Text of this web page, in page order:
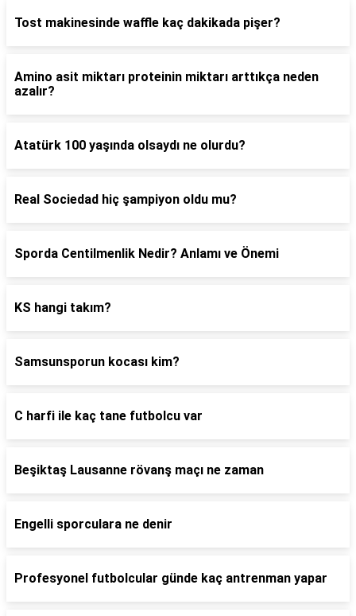
Tost makinesinde waffle kaç dakikada pişer?
Amino asit miktarı proteinin miktarı arttıkça neden
azalır?
Atatürk 100 yaşında olsaydı ne olurdu?
Real Sociedad hiç şampiyon oldu mu?
Sporda Centilmenlik Nedir? Anlamı ve Önemi
KS hangi takım?
Samsunsporun kocası kim?
C harfi ile kaç tane futbolcu var
Beşiktaş Lausanne rövanş maçı ne zaman
Engelli sporculara ne denir
Profesyonel futbolcular günde kaç antrenman yapar